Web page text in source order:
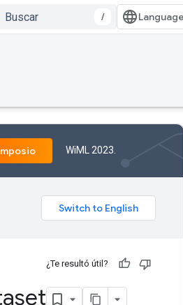
/
WiML 2023.
¿Te resultó útil?